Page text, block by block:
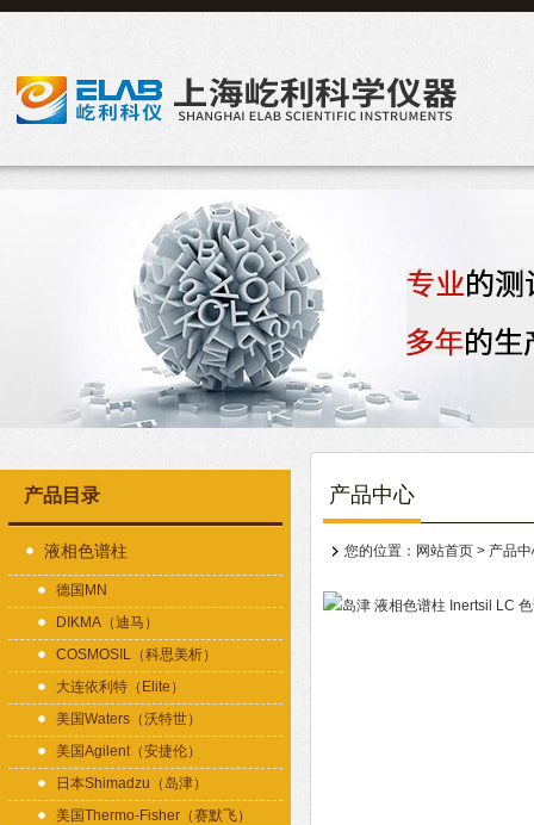
产品目录
液相色谱柱
德国MN
DIKMA（迪马）
COSMOSIL（科思美析）
大连依利特（Elite）
美国Waters（沃特世）
美国Agilent（安捷伦）
日本Shimadzu（岛津）
美国Thermo-Fisher（赛默飞）
产品中心
您的位置： 网站首页 > 产品